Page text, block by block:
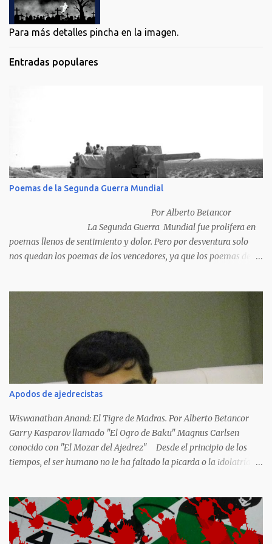
Para más detalles pincha en la imagen.
Entradas populares
Poemas de la Segunda Guerra Mundial
Por Alberto Betancor
La Segunda Guerra Mundial fue prolifera en
poemas llenos de sentimiento y dolor. Pero por desventura solo
nos quedan los poemas de los vencedores, ya que los poemas de
acariciaron la causa nacional socialista, sus nombres con sus
Apodos de ajedrecistas
Wiswanathan Anand: El Tigre de Madras. Por Alberto Betancor
Garry Kasparov llamado "El Ogro de Baku" Magnus Carlsen
conocido con "El Mozar del Ajedrez" Desde el principio de los
tiempos, el ser humano no le ha faltado la picarda o la idolatría
hemos tenido una serie de apodos para las estrellas del ajedrez, en
algunos casos muy originales. Aquí les dejo una breve lista con
algunos de los nombres de los más destacados. Siegbert Tarrasch: